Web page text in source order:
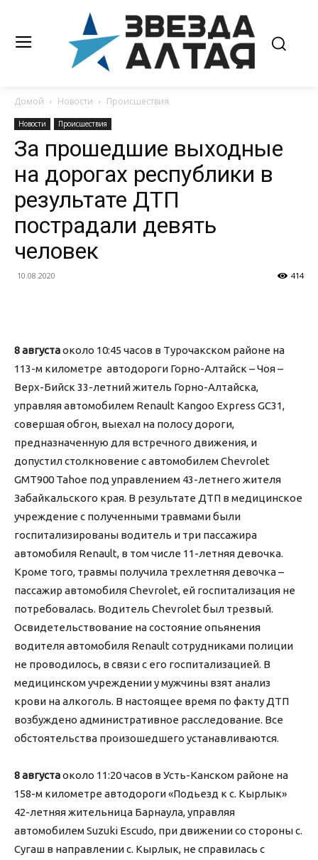
Домой Новости Происшествия
Новости Происшествия
За прошедшие выходные
на дорогах республики в
результате ДТП
пострадали девять
человек
10.08.2020 414
8 августаоколо 10:45 часов в Турочакском районе на
113-м километре автодороги Горно-Алтайск – Чоя –
Верх-Бийск 33-летний житель Горно-Алтайска,
управляя автомобилем Renault Kangoo Express GC31,
совершая обгон, выехал на полосу дороги,
предназначенную для встречного движения, и
допустил столкновение с автомобилем Chevrolet
GMT900 Tahoe под управлением 43-летнего жителя
Забайкальского края. В результате ДТП в медицинское
учреждение с полученными травмами были
госпитализированы водитель и три пассажира
автомобиля Renault, в том числе 11-летняя девочка.
Кроме того, травмы получила трехлетняя девочка –
пассажир автомобиля Chevrolet, ей госпитализация не
потребовалась. Водитель Chevrolet был трезвый.
Освидетельствование на состояние опьянения
водителя автомобиля Renault сотрудниками полиции
не проводилось, в связи с его госпитализацией. В
медицинском учреждении у мужчины взят анализ
крови на алкоголь. В настоящее время по факту ДТП
возбуждено административное расследование. Все
обстоятельства произошедшего устанавливаются.
8 августаоколо 11:20 часов в Усть-Канском районе на
158-м километре автодороги «Подьезд к с. Кырлык»
42-летняя жительница Барнаула, управляя
автомобилем Suzuki Escudo, при движении со стороны с.
Сугаш в направлении с. Кырлык, не справилась с